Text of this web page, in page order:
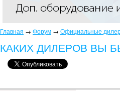
Главная → Форум → Официальные
КАКИХ ДИЛЕРОВ ВЫ